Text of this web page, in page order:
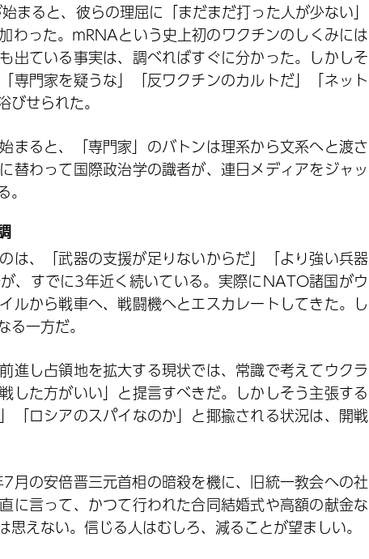
まると、彼らの理屈に「まだまだ打った人が少ない」
わった。mRNAという史上初のワクチンのしくみには
出ている事実は、調べればすぐに分かった。しかしそ
専門家を疑うな」「反ワクチンのカルトだ」「ネット
せられた。
まると、「専門家」のバトンは理系から文系へと渡さ
替わって国際政治学の識者が、連日メディアをジャッ
は、「武器の支援が足りないからだ」「より強い兵器
、すでに3年近く続いている。実際にNATO諸国がウ
ルから戦車へ、戦闘機へとエスカレートしてきた。し
一方だ。
進し占領地を拡大する現状では、常識で考えてウクラ
した方がいい」と提言すべきだ。しかしそう主張する
「ロシアのスパイなのか」と揶揄される状況は、開戦
月の安倍晋三元首相の暗殺を機に、旧統一教会への社
に言って、かつて行われた合同結婚式や高額の献金な
えない。信じる人はむしろ、減ることが望ましい。